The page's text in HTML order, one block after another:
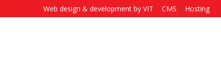
Web design & development by VIT
CMS Hosting